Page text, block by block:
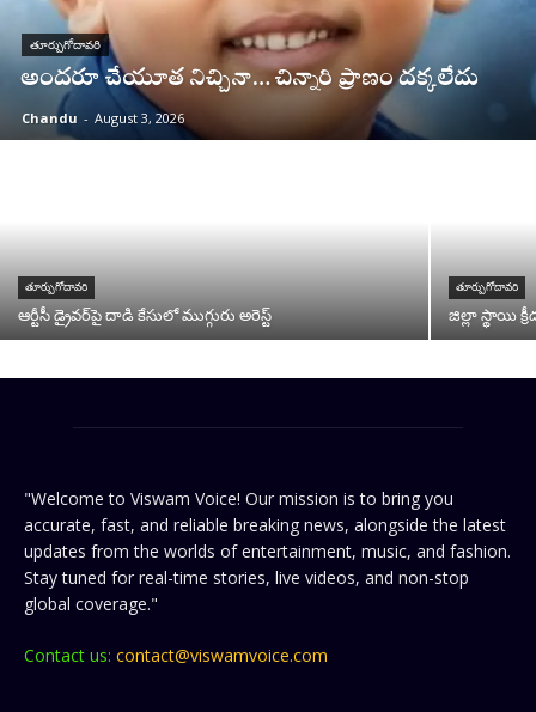
తూర్పుగోదావరి
అందరూ చేయూత నిచ్చినా… చిన్నారి ప్రాణం దక్కలేదు
Chandu - August 3, 2026
తూర్పుగోదావరి
ఆర్టీసీ డ్రైవర్‌పై దాడి కేసులో ముగ్గురు అరెస్ట్
తూర్పుగోదావరి
జిల్లా స్థాయి
"Welcome to Viswam Voice! Our mission is to bring you
accurate, fast, and reliable breaking news, alongside the latest
updates from the worlds of entertainment, music, and fashion.
Stay tuned for real-time stories, live videos, and non-stop
global coverage."
Contact us: contact@viswamvoice.com